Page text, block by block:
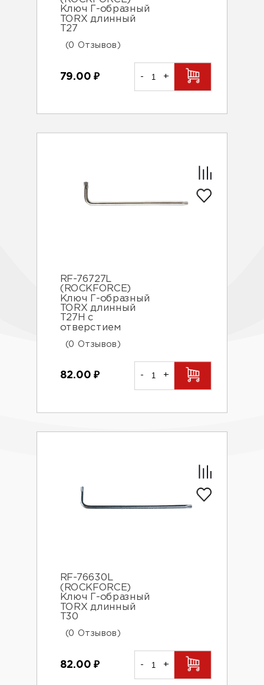
Ключ Г-образный
TORX длинный
Т27
(0 Отзывов)
79.00₽ - +
RF-76727L
(ROCKFORCE)
Ключ Г-образный
TORX длинный
Т27Н с
отверстием
(0 Отзывов)
82.00₽ - +
RF-76630L
(ROCKFORCE)
Ключ Г-образный
TORX длинный
Т30
(0 Отзывов)
82.00₽ - +